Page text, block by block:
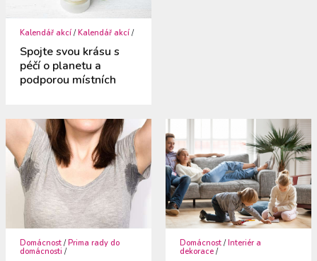
Kalendář akcí /Kalendář akcí /
Spojte svou krásu s
péčí o planetu a
podporou místních
Domácnost /Prima rady do
domácnosti /
Domácnost /Interiér a
dekorace /